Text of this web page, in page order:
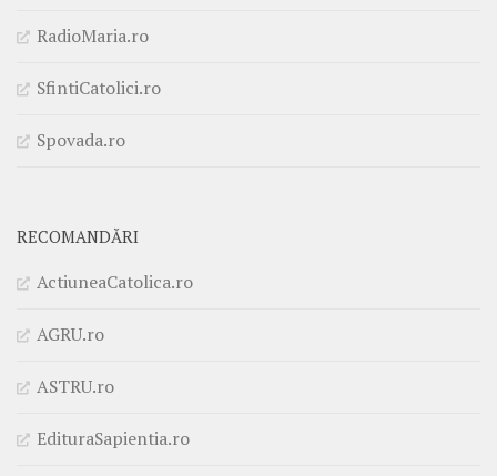
RadioMaria.ro
SfintiCatolici.ro
Spovada.ro
RECOMANDĂRI
ActiuneaCatolica.ro
AGRU.ro
ASTRU.ro
EdituraSapientia.ro